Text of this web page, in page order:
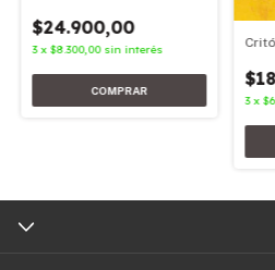
$24.900,00
3 x $8.300,00 sin interés
3 x